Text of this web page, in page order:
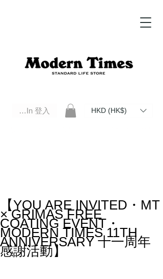
Log In 登入 HKD (HK$)
【YOU ARE INVITED・MT
× GRIMAS FREE
COATING EVENT・
MODERN TIMES 11TH
ANNIVERSARY 十一周年
感謝活動】